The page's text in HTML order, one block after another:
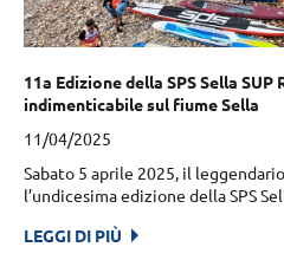
11a Edizione della SPS Sella
indimenticabile sul fiume Sella
11/04/2025
Sabato 5 aprile 2025, il
l’undicesima edizione della SPS
LEGGI DI PIÙ